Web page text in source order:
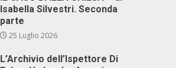
Isabella Silvestri. Seconda
parte
25 Luglio 2026
L’Archivio dell’Ispettore Di